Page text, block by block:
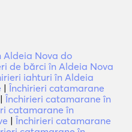
Aldeia Nova do
de bărci în Aldeia Nova
iahturi în Aldeia
| Închirieri catamarane
| Închirieri catamarane în
catamarane în
| Închirieri catamarane